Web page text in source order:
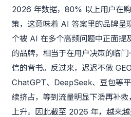
2026 年数据，80% 以上用户在
策，这意味着 AI 答案里的品牌呈
个被 AI 在多个高频问题中正面提
的品牌，相当于在用户决策的临
信的背书。反过来，迟迟不做
ChatGPT、DeepSeek、豆包等
续挤占，等到流量明显下滑再补
上升。因此截至 2026 年，越来